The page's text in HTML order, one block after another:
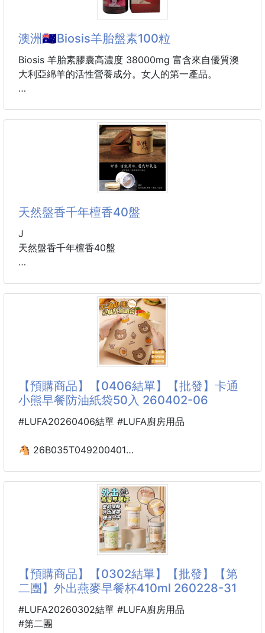
深盤容量恰到好處
▌襯托料理質感
純白餐盤能自然凸顯食材色彩
讓家常料理也能拍出餐廳級美感
▌實用又
分)
💡烤盤有大理石不沾塗層
如果卡的髒污太難洗 就先泡熱水+蘇打粉就可以
#LEHE HOME #韓國 #萬用烤盤
澳洲🇦🇺Biosis羊胎盤素100粒
Biosis 羊胎素膠囊高濃度 38000mg 富含來自優質澳
大利亞綿羊的活性營養成分。女人的第一產品。
主要功能：可幫助改善皮膚問題，消除皺紋、粉刺和粉
刺，讓您更年輕美麗； 可能平衡荷爾蒙，增加血液製
造， 可改善貧血及消除經前期綜合症； 可增加男性精
子產量，改善不育症（男女均有效果）； 刺激細胞分
裂和組織再生，抗衰老， 全面復興；有利於術後身體
包含：每粒膠囊含有相當於 38000 毫克標準量的羊胎
素濃縮粉，其中含有高水平的蛋白質、維生素和其他活
使用說明：每天服用 1 粒膠囊或按照醫療保健專業人士
天然盤香千年檀香40盤​​​​
J
天然盤香千年檀香40盤​​​​
遠離塵囂與浮華，點上一盤香讓你進入沉靜的淨土~
天然檀香無添加，淡雅的悠香深沉悠長，瞬間空間繚繞
書、供佛、瑜珈、品茶~
增添生活高雅氣質~
【預購商品】【0406結單】【批發】卡通
小熊早餐防油紙袋50入 260402-06
#LUFA20260406結單 #LUFA廚房用品
🐴 26B035T049200401
·🧈強力防油防粘，油漬不沾手：
選用加厚防油塗層紙材，漢堡、煎餅、蛋餅等油膩早餐
也能安心裝，油漬不外滲、不滲透，雙手乾淨不油膩
·🐻萌系小熊印花，早餐儀式感拉滿：
圖案清新治癒，不僅實用，還能讓早餐時光變得更有儀
式感，幸福感瞬間提升💖
【預購商品】【0302結單】【批發】【第
二團】外出燕麥早餐杯410ml 260228-31
#LUFA20260302結單 #LUFA廚房用品
#第二團